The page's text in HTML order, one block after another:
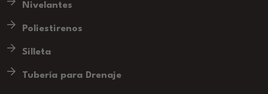
Nivelantes
Poliestirenos
Silleta
Tubería para Drenaje